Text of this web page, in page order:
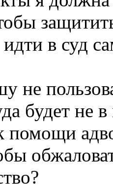
в суд
не
будет не
помощи